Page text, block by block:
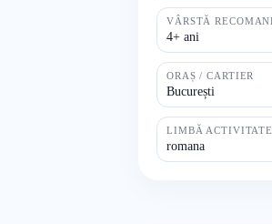
VÂRSTĂ
4+ ani
ORAȘ / CARTIER
București
LIMBĂ ACTIVITATE
romana